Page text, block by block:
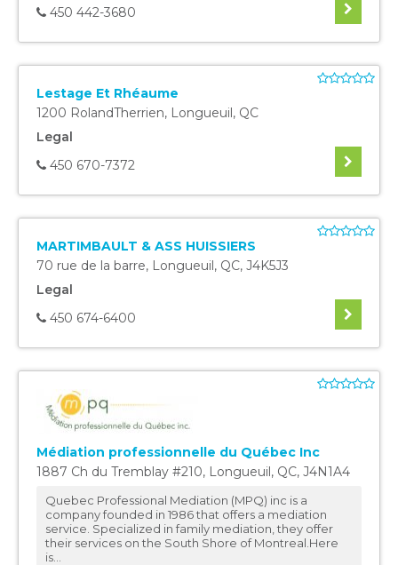
450 442-3680
Lestage Et Rhéaume
1200 RolandTherrien, Longueuil, QC
Legal
450 670-7372
MARTIMBAULT & ASS HUISSIERS
70 rue de la barre, Longueuil, QC, J4K5J3
Legal
450 674-6400
Médiation professionnelle du Québec Inc
1887 Ch du Tremblay #210, Longueuil, QC, J4N1A4
Quebec Professional Mediation (MPQ) inc is a
company founded in 1986 that offers a mediation
service. Specialized in family mediation, they offer
their services on the South Shore of Montreal.Here
is...